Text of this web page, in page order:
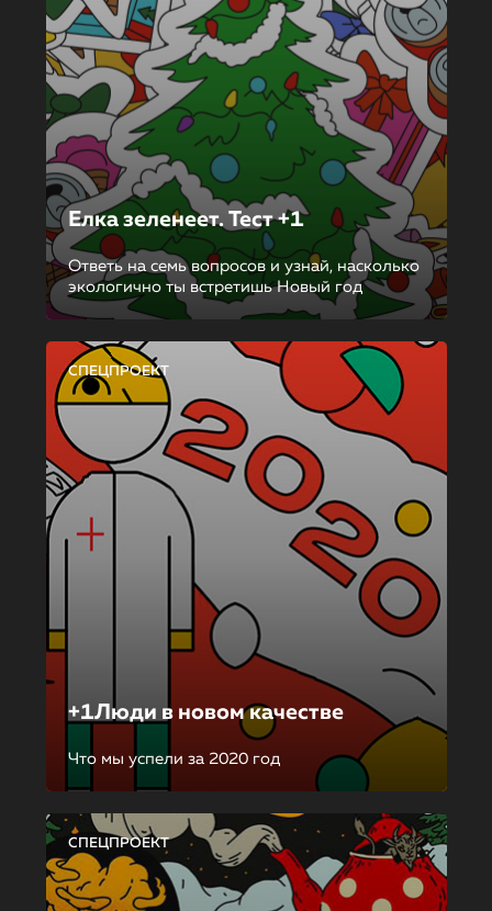
Елка зеленеет. Тест +1
Ответь на семь вопросов и узнай, насколько
экологично ты встретишь Новый год
СПЕЦПРОЕКТ
+1Люди в новом качестве
Что мы успели за 2020 год
СПЕЦПРОЕКТ